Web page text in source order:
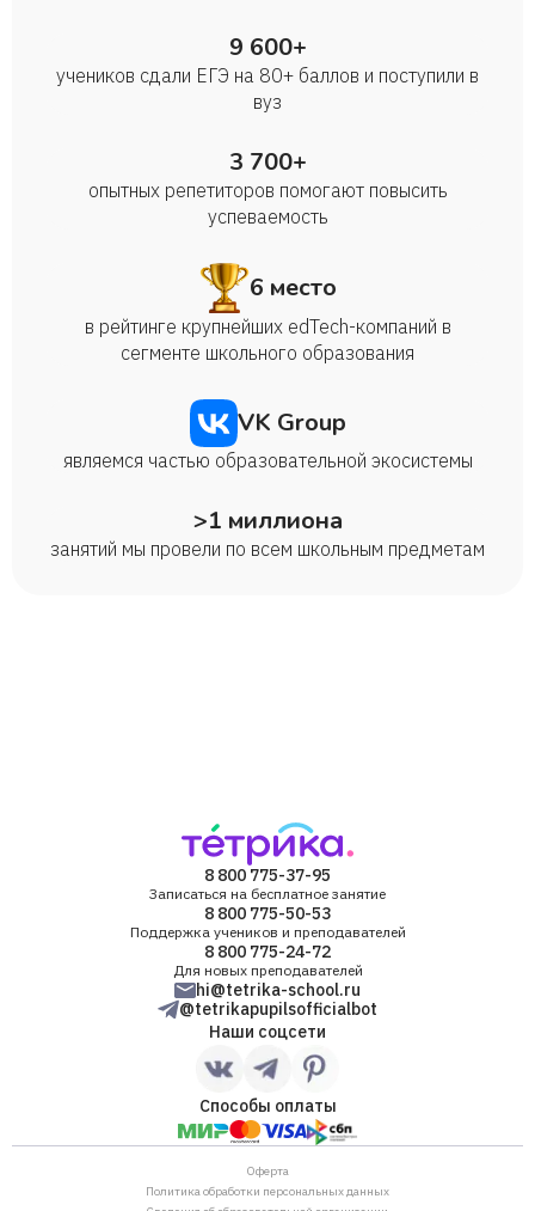
9 600+
учеников сдали ЕГЭ на 80+ баллов и поступили в
вуз
3 700+
опытных репетиторов помогают повысить
успеваемость
6 место
в рейтинге крупнейших edTech-компаний в
сегменте школьного образования
VK Group
являемся частью образовательной экосистемы
>1 миллиона
занятий мы провели по всем школьным предметам
8 800 775-37-95
Записаться на бесплатное занятие
8 800 775-50-53
Поддержка учеников и преподавателей
8 800 775-24-72
Для новых преподавателей
hi@tetrika-school.ru
@tetrikapupilsofficialbot
Наши соцсети
Способы оплаты
Оферта
Политика обработки персональных данных